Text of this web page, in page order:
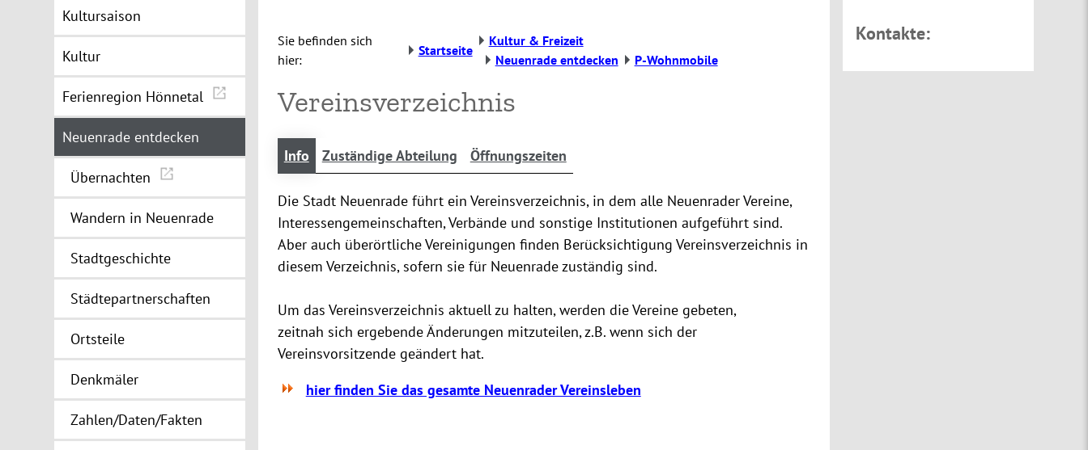
Kultursaison
Kultur
Ferienregion Hönnetal
Neuenrade entdecken
Übernachten
Wandern in Neuenrade
Stadtgeschichte
Städtepartnerschaften
Ortsteile
Denkmäler
Zahlen/Daten/Fakten
Sie befinden sich
hier:
Startseite
Kultur & Freizeit
Neuenrade entdecken
P-Wohnmobile
Vereinsverzeichnis
Info Zuständige Abteilung Öffnungszeiten
Die Stadt Neuenrade führt ein Vereinsverzeichnis, in dem alle Neuenrader Vereine,
Interessengemeinschaften, Verbände und sonstige Institutionen aufgeführt sind.
Aber auch überörtliche Vereinigungen finden Berücksichtigung Vereinsverzeichnis in
diesem Verzeichnis, sofern sie für Neuenrade zuständig sind.
Um das Vereinsverzeichnis aktuell zu halten, werden die Vereine gebeten,
zeitnah sich ergebende Änderungen mitzuteilen, z.B. wenn sich der
Vereinsvorsitzende geändert hat.
hier finden Sie das gesamte Neuenrader Vereinsleben
Kontakte: